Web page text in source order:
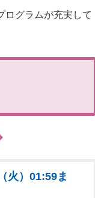
グラムが充実して
火）01:59ま